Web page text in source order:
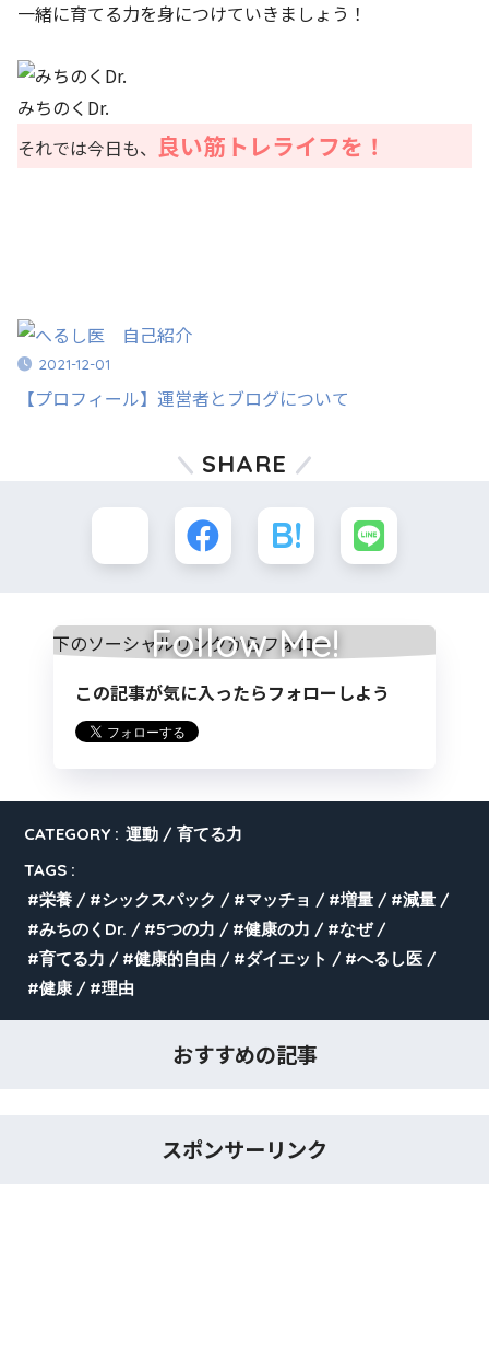
一緒に育てる力を身につけていきましょう！
みちのくDr.
それでは今日も、 良い筋トレライフを！
2021-12-01
【プロフィール】運営者とブログについて
SHARE
Follow Me!
この記事が気に入ったらフォローしよう
CATEGORY : 運動
育てる力
TAGS :
栄養
シックスパック マッチョ 増量
減量
みちのくDr.
5つの力 健康の力
なぜ
育てる力
健康的自由 ダイエット
へるし医
健康
理由
おすすめの記事
スポンサーリンク